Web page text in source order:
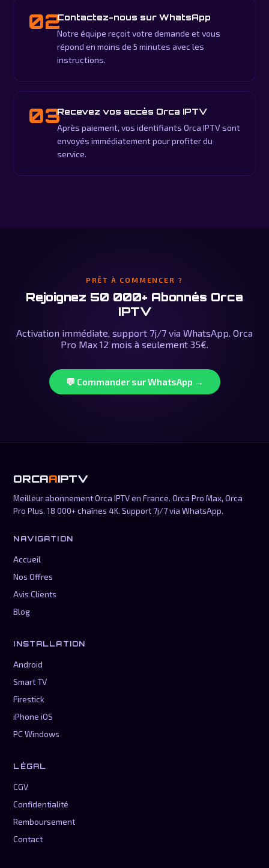
02Contactez-nous sur WhatsApp
Notre équipe reçoit votre demande et vous
répond en moins de 5 minutes avec les
instructions.
03Recevez vos accès Orca IPTV
Après paiement, vos identifiants Orca IPTV sont
envoyés immédiatement pour profiter du
service.
PRÊT À COMMENCER ?
Rejoignez 50 000+ Abonnés Orca
IPTV
Activation immédiate, support 7j/7 via WhatsApp. Orca
Pro Max 12 mois à seulement 35€.
💬 Commander sur WhatsApp →
ORCAAIPTV
Meilleur abonnement Orca IPTV en France. Orca Pro Max, Orca
Pro Plus. 18 000+ chaînes 4K. Support 7j/7 via WhatsApp.
NAVIGATION
Accueil
Nos Offres
Avis Clients
Blog
INSTALLATION
Android
Smart TV
Firestick
iPhone iOS
PC Windows
LÉGAL
CGV
Confidentialité
Remboursement
Contact